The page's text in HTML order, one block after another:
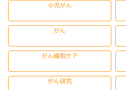
小児がん
がん
がん緩和ケア
がん研究